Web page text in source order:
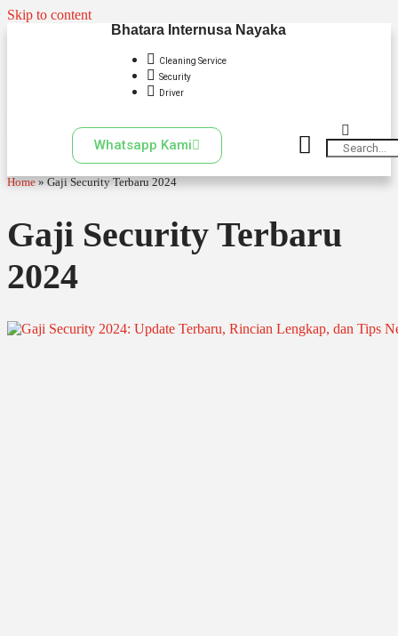
Skip to content
Bhatara Internusa Nayaka
Cleaning Service
Security
Driver
Whatsapp Kami
Home » Gaji Security Terbaru 2024
Gaji Security Terbaru
2024